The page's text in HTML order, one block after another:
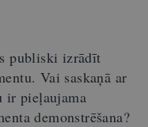
publiski izrādīt
Vai saskaņā ar
ir pieļaujama
demonstrēšana?